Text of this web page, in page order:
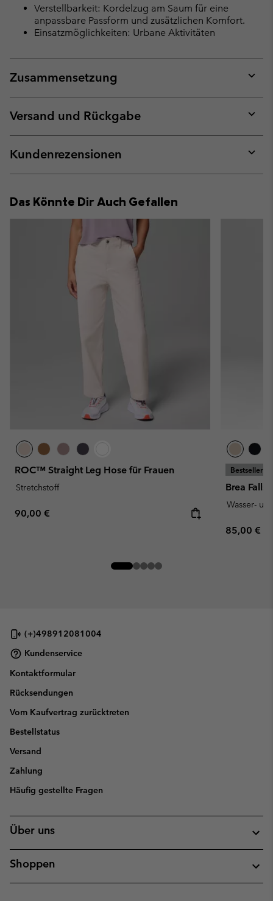
Verstellbarkeit: Kordelzug am Saum für eine
anpassbare Passform und zusätzlichen Komfort.
Einsatzmöglichkeiten: Urbane Aktivitäten
Zusammensetzung
or
Versand und Rückgabe
or
Kundenrezensionen
or
Das Könnte Dir Auch Gefallen
ROC™ Straight Leg Hose für Frauen
Stretchstoff
Regular price:
90,00 €
Bestseller
Brea
Wasser-
Regular
85,00 €
(+)498912081004
Kundenservice
Kontaktformular
Rücksendungen
Vom Kaufvertrag zurücktreten
Bestellstatus
Versand
Zahlung
Häufig gestellte Fragen
Über uns
Shoppen